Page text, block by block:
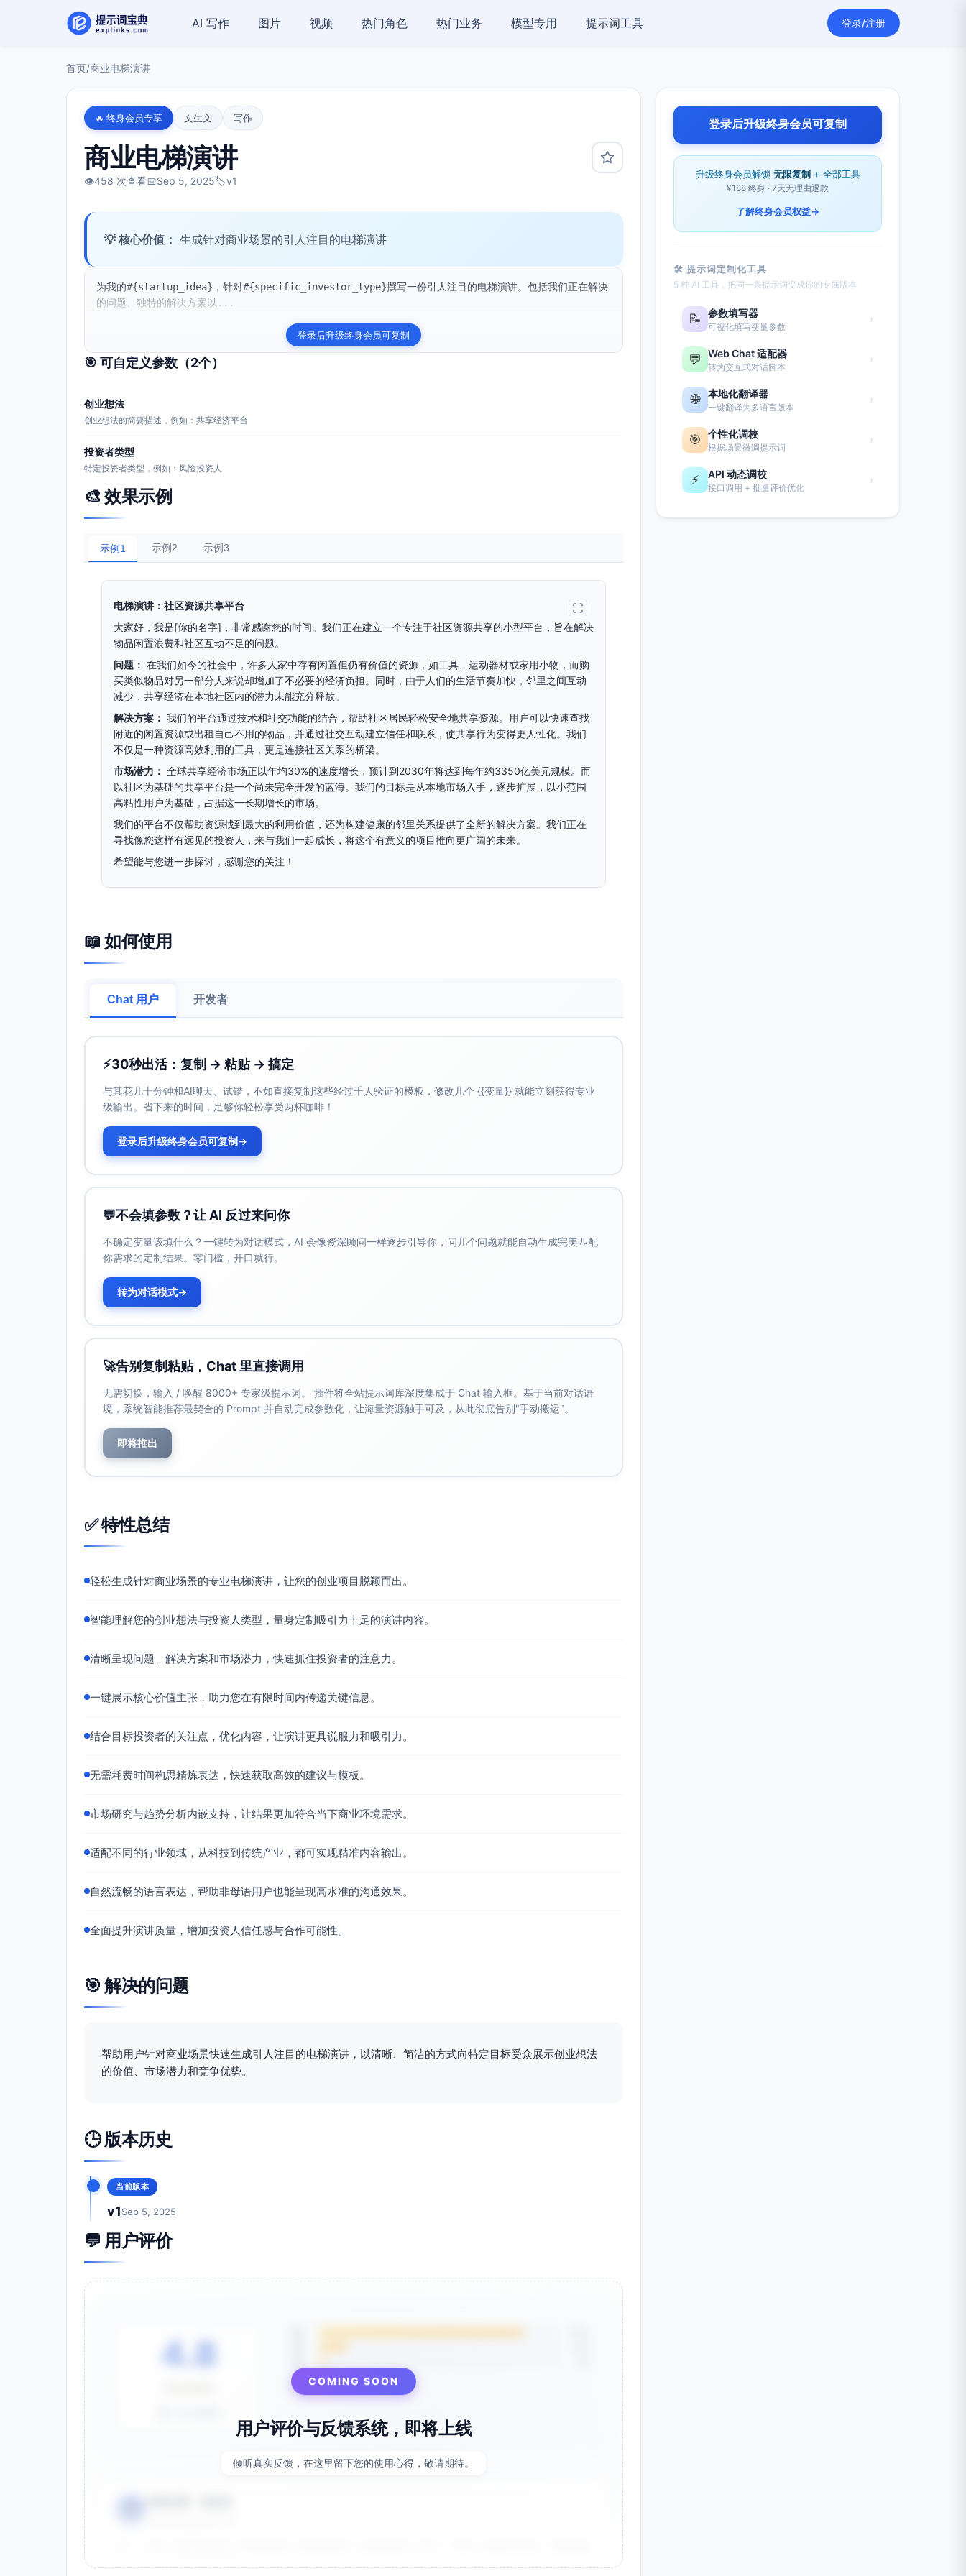
AI 写作 图片 视频 热门角色 热门业务 模型专用 提示词工具 登录/注册
首页/商业电梯演讲
🔥 终身会员专享 文生文 写作
商业电梯演讲
👁️458 次查看📅Sep 5, 2025🏷️v1
💡 核心价值： 生成针对商业场景的引人注目的电梯演讲
为我的#{startup_idea}，针对#{specific_investor_type}撰写一份引人注目的电梯演讲。包括我们正在解决
的问题、独特的解决方案以...
登录后升级终身会员可复制
🎯 可自定义参数（2个）
创业想法
创业想法的简要描述，例如：共享经济平台
投资者类型
特定投资者类型，例如：风险投资人
🎨 效果示例
示例1 示例2 示例3
电梯演讲：社区资源共享平台
大家好，我是[你的名字]，非常感谢您的时间。我们正在建立一个专注于社区资源共享的小型平台，旨在解决
物品闲置浪费和社区互动不足的问题。
问题： 在我们如今的社会中，许多人家中存有闲置但仍有价值的资源，如工具、运动器材或家用小物，而购
买类似物品对另一部分人来说却增加了不必要的经济负担。同时，由于人们的生活节奏加快，邻里之间互动
减少，共享经济在本地社区内的潜力未能充分释放。
解决方案： 我们的平台通过技术和社交功能的结合，帮助社区居民轻松安全地共享资源。用户可以快速查找
附近的闲置资源或出租自己不用的物品，并通过社交互动建立信任和联系，使共享行为变得更人性化。我们
不仅是一种资源高效利用的工具，更是连接社区关系的桥梁。
市场潜力： 全球共享经济市场正以年均30%的速度增长，预计到2030年将达到每年约3350亿美元规模。而
以社区为基础的共享平台是一个尚未完全开发的蓝海。我们的目标是从本地市场入手，逐步扩展，以小范围
高粘性用户为基础，占据这一长期增长的市场。
我们的平台不仅帮助资源找到最大的利用价值，还为构建健康的邻里关系提供了全新的解决方案。我们正在
寻找像您这样有远见的投资人，来与我们一起成长，将这个有意义的项目推向更广阔的未来。
希望能与您进一步探讨，感谢您的关注！
📖 如何使用
Chat 用户 开发者
⚡30秒出活：复制 → 粘贴 → 搞定
与其花几十分钟和AI聊天、试错，不如直接复制这些经过千人验证的模板，修改几个 {{变量}} 就能立刻获得专业
级输出。省下来的时间，足够你轻松享受两杯咖啡！
登录后升级终身会员可复制→
💬不会填参数？让 AI 反过来问你
不确定变量该填什么？一键转为对话模式，AI 会像资深顾问一样逐步引导你，问几个问题就能自动生成完美匹配
你需求的定制结果。零门槛，开口就行。
转为对话模式→
🚀告别复制粘贴，Chat 里直接调用
无需切换，输入 / 唤醒 8000+ 专家级提示词。 插件将全站提示词库深度集成于 Chat 输入框。基于当前对话语
境，系统智能推荐最契合的 Prompt 并自动完成参数化，让海量资源触手可及，从此彻底告别"手动搬运"。
即将推出
✅ 特性总结
轻松生成针对商业场景的专业电梯演讲，让您的创业项目脱颖而出。
智能理解您的创业想法与投资人类型，量身定制吸引力十足的演讲内容。
清晰呈现问题、解决方案和市场潜力，快速抓住投资者的注意力。
一键展示核心价值主张，助力您在有限时间内传递关键信息。
结合目标投资者的关注点，优化内容，让演讲更具说服力和吸引力。
无需耗费时间构思精炼表达，快速获取高效的建议与模板。
市场研究与趋势分析内嵌支持，让结果更加符合当下商业环境需求。
适配不同的行业领域，从科技到传统产业，都可实现精准内容输出。
自然流畅的语言表达，帮助非母语用户也能呈现高水准的沟通效果。
全面提升演讲质量，增加投资人信任感与合作可能性。
🎯 解决的问题
帮助用户针对商业场景快速生成引人注目的电梯演讲，以清晰、简洁的方式向特定目标受众展示创业想法
的价值、市场潜力和竞争优势。
🕒 版本历史
当前版本
v1Sep 5, 2025
💬 用户评价
4.8
COMING SOON
用户评价与反馈系统，即将上线
倾听真实反馈，在这里留下您的使用心得，敬请期待。
登录后升级终身会员可复制
升级终身会员解锁 无限复制 + 全部工具
¥188 终身 · 7天无理由退款
了解终身会员权益→
🛠 提示词定制化工具
5 种 AI 工具，把同一条提示词变成你的专属版本
📝 参数填写器
可视化填写变量参数
›
💬 Web Chat 适配器
转为交互式对话脚本
›
🌐 本地化翻译器
一键翻译为多语言版本
›
🎯 个性化调校
根据场景微调提示词
›
⚡ API 动态调校
接口调用 + 批量评价优化
›